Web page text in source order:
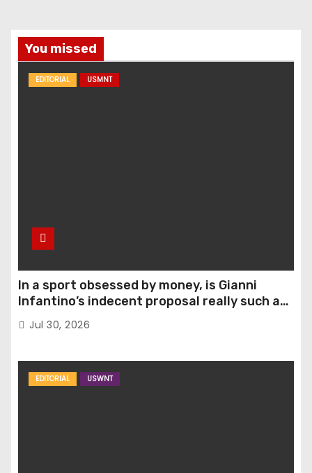
You missed
EDITORIAL USMNT
In a sport obsessed by money, is Gianni
Infantino’s indecent proposal really such a
surprise?
Jul 30, 2026
EDITORIAL USWNT